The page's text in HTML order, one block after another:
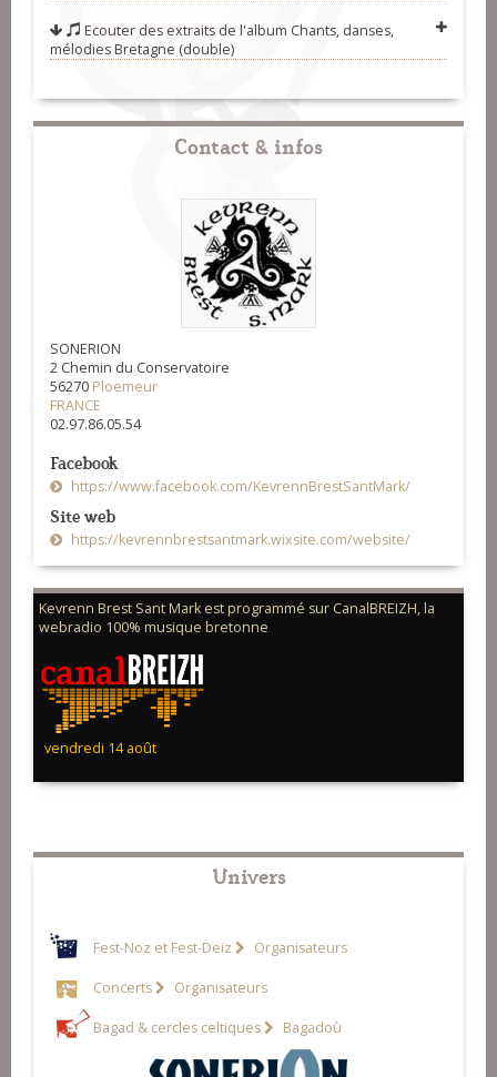
Ecouter des extraits de l'album Chants, danses,
mélodies Bretagne (double)
Contact & infos
SONERION
2 Chemin du Conservatoire
56270 Ploemeur
FRANCE
02.97.86.05.54
Facebook
https://www.facebook.com/KevrennBrestSantMark/
Site web
https://kevrennbrestsantmark.wixsite.com/website/
Kevrenn Brest Sant Mark est programmé sur CanalBREIZH, la
webradio 100% musique bretonne
vendredi 14 août
Univers
Fest-Noz et Fest-Deiz Organisateurs
Concerts Organisateurs
Bagad & cercles celtiques Bagadoù